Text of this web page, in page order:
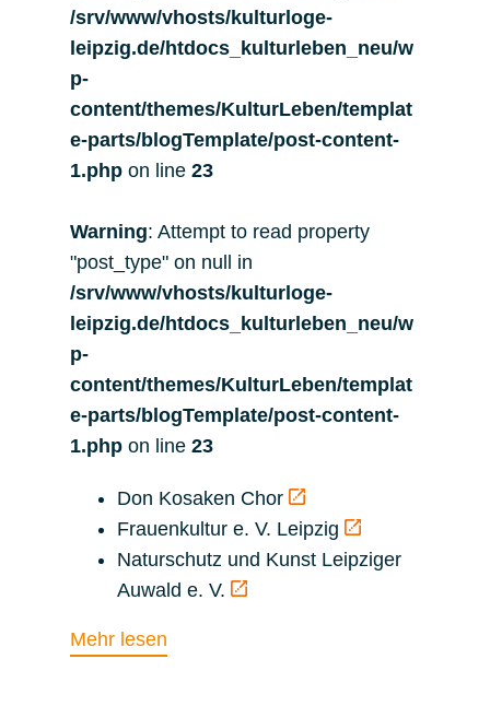
/srv/www/vhosts/kulturloge-
leipzig.de/htdocs_kulturleben_neu/w
p-
content/themes/KulturLeben/templat
e-parts/blogTemplate/post-content-
1.php on line 23
Warning: Attempt to read property
"post_type" on null in
/srv/www/vhosts/kulturloge-
leipzig.de/htdocs_kulturleben_neu/w
p-
content/themes/KulturLeben/templat
e-parts/blogTemplate/post-content-
1.php on line 23
Don Kosaken Chor
Frauenkultur e. V. Leipzig
Naturschutz und Kunst Leipziger
Auwald e. V.
Mehr lesen